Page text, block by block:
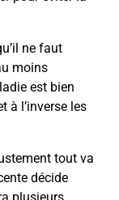
ne faut
moins
est bien
à l’inverse les
tout va
décide